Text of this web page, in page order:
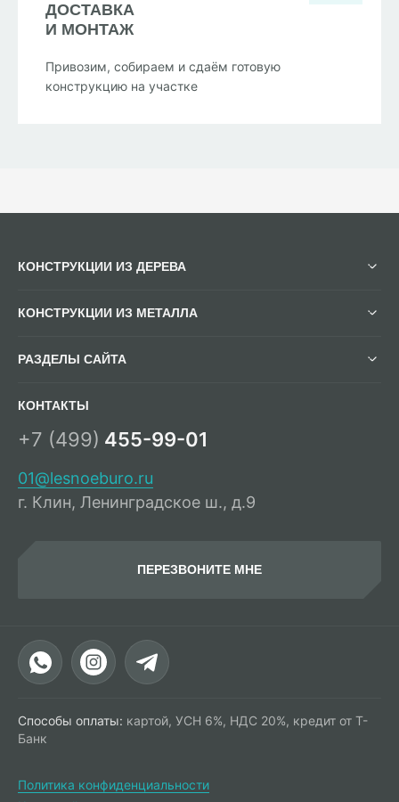
ДОСТАВКА
И МОНТАЖ
Привозим, собираем и сдаём готовую
конструкцию на участке
КОНСТРУКЦИИ ИЗ ДЕРЕВА
КОНСТРУКЦИИ ИЗ МЕТАЛЛА
РАЗДЕЛЫ САЙТА
КОНТАКТЫ
+7 (499) 455-99-01
01@lesnoeburo.ru
г. Клин, Ленинградское ш., д.9
ПЕРЕЗВОНИТЕ МНЕ
Способы оплаты: картой, УСН 6%, НДС 20%, кредит от Т-
Банк
Политика конфиденциальности